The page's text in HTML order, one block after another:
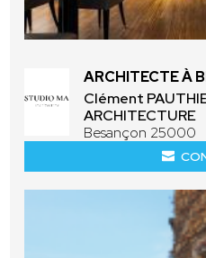
ARCHITECTE À
Clément
ARCHITECTURE
Besançon 25000